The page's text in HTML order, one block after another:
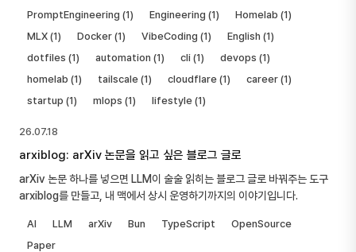
PromptEngineering (1)
Engineering (1)
Homelab (1)
MLX (1)
Docker (1) VibeCoding (1)
English (1)
dotfiles (1)
automation (1) cli (1)
devops (1)
homelab (1)
tailscale (1) cloudflare (1)
career (1)
startup (1)
mlops (1) lifestyle (1)
26.07.18
arxiblog: arXiv 논문을 읽고 싶은 블로그 글로
arXiv 논문 하나를 넣으면 LLM이 술술 읽히는 블로그 글로 바꿔주는 도구
arxiblog를 만들고, 내 맥에서 상시 운영하기까지의 이야기입니다.
AI LLM arXiv Bun TypeScript
OpenSource
Paper